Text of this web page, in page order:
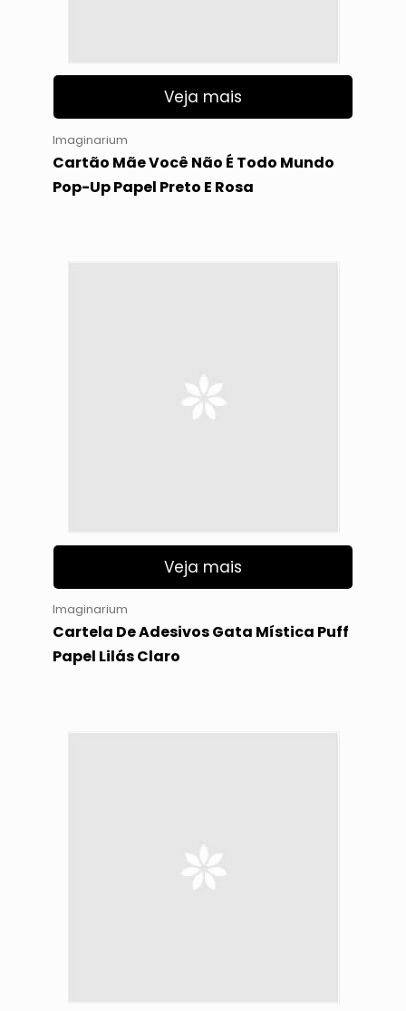
Veja mais
Imaginarium
Cartão Mãe Você Não É Todo Mundo
Pop-Up Papel Preto E Rosa
Veja mais
Imaginarium
Cartela De Adesivos Gata Mística Puff
Papel Lilás Claro